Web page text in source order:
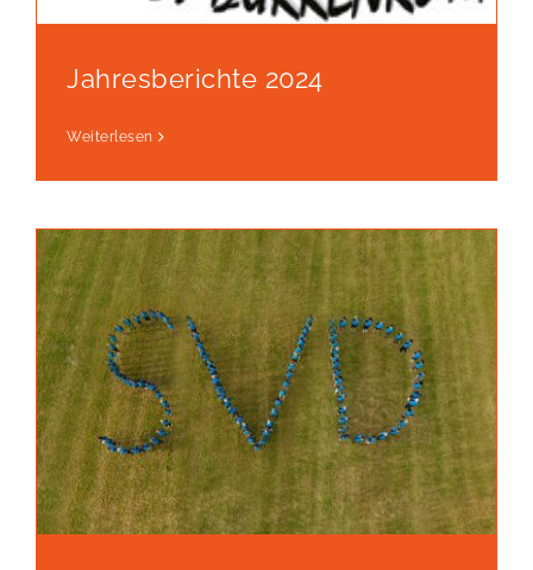
Jahresberichte 2024
Weiterlesen